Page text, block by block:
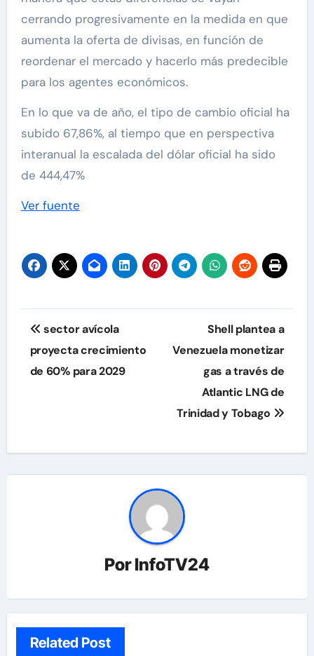
cerrando progresivamente en la medida en que
aumenta la oferta de divisas, en función de
reordenar el mercado y hacerlo más predecible
para los agentes económicos.
En lo que va de año, el tipo de cambio oficial ha
subido 67,86%, al tiempo que en perspectiva
interanual la escalada del dólar oficial ha sido
de 444,47%
Ver fuente
Navegación
de
entradas
sector avícola
proyecta crecimiento
de 60% para 2029
Shell plantea a
Venezuela monetizar
gas a través de
Atlantic LNG de
Trinidad y Tobago
PorInfoTV24
Related Post